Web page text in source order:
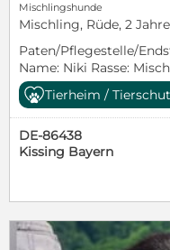
Mischlingshunde
Mischling, Rüde, 2 Jahre
Paten/Pflegestelle/
Name: Niki Rasse:
Geboren: 04/2024
kg Kastriert: ja
Verträglich: nach Sympathie Unverträglich: nicht
bekannt Stubenrein:
möglich: ja
der bereit ist, die Welt
anzusehen. Er ist
sucht nach aktiven,
an Bewegung, Natur,
allem, was Spaß
Tierheim /
DE-86438
Kissing Bayern